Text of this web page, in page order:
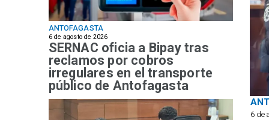
ANTOFAGASTA
6 de agosto de 2026
SERNAC oficia a Bipay tras
reclamos por cobros
irregulares en el transporte
público de Antofagasta
6 de